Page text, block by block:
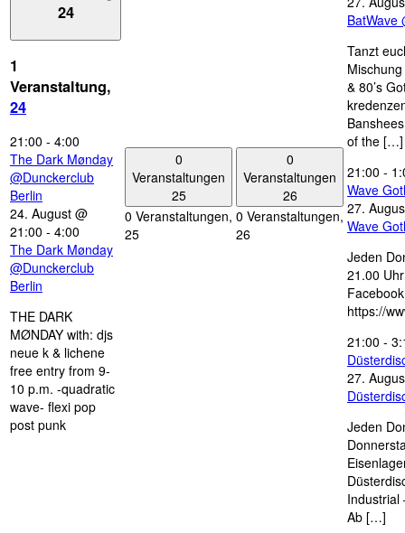
24
1
Veranstaltung,
24
21:00 - 4:00
The Dark Mønday
@Dunckerclub
Berlin
24. August @
21:00 - 4:00
The Dark Mønday
@Dunckerclub
Berlin
THE DARK
MØNDAY with: djs
neue k & lichene
free entry from 9-
10 p.m. -quadratic
wave- flexi pop
post punk
0
Veranstaltungen
25
0 Veranstaltungen,
25
0
Veranstaltungen
26
0 Veranstaltungen,
26
BatWave
Tanzt
& 80’s
of the […]
21:00 -
Wave
27.
Wave
Jeden
21.00
https://
21:00 -
27.
Jeden
Industrial
Ab […]